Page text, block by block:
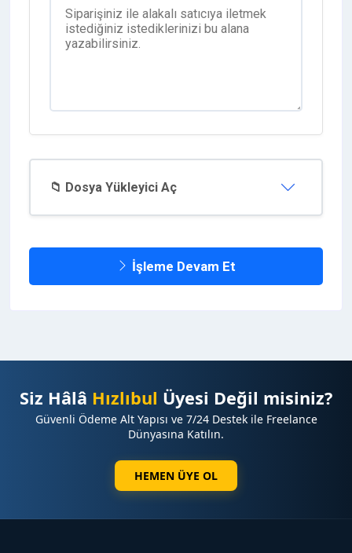
📁 Dosya Yükleyici Aç
İşleme Devam Et
Siz Hâlâ Hızlıbul Üyesi Değil misiniz?
Güvenli Ödeme Alt Yapısı ve 7/24 Destek ile Freelance
Dünyasına Katılın.
HEMEN ÜYE OL